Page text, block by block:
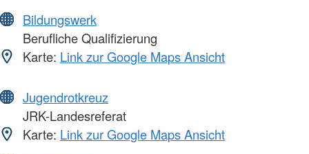
Bildungswerk
Berufliche Qualifizierung
Karte: Link zur Google Maps Ansicht
Jugendrotkreuz
JRK-Landesreferat
Karte: Link zur Google Maps Ansicht